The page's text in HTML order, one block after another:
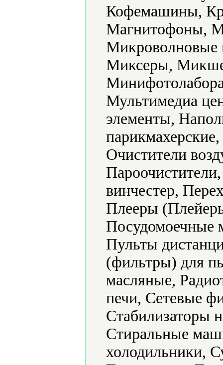
Кофемашины,
Магнитофоны,
Миксеры,
Мультимедиа
элементы,
Очистители
винчестер,
Плееры
Посудомоечные
Пульты
(фильтры) для
масляные,
печи, Сетевые
Стабилизаторы
Стиральные
холодильники,